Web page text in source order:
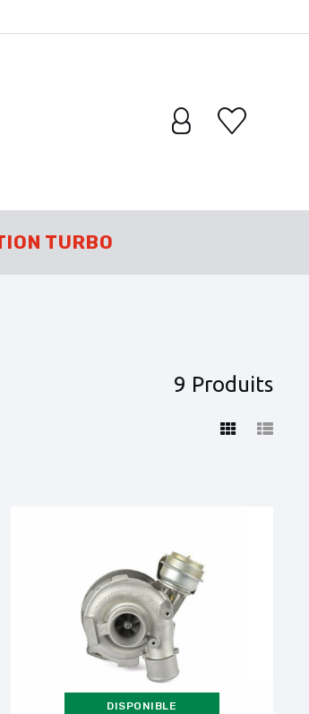
TURBO
9 Produits
DISPONIBLE